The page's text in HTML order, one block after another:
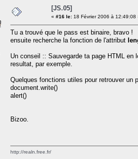
[JS.05]
« #16 le: 18 Février 2006 à 12:49:08
Tu a trouvé que le pass est binaire, bravo !
ensuite recherche la fonction de l'attribut
Un conseil :: Sauvegarde ta page HTML
resultat, par exemple.
Quelques fonctions utiles pour retrouver
document.write()
alert()
Bizoo.
http://realn.free.fr/